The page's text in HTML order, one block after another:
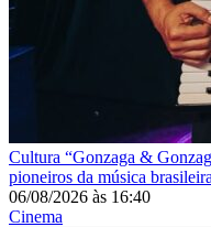
Cultura “Gonzaga &
pioneiros da música brasileira
06/08/2026 às 16:40
Cinema